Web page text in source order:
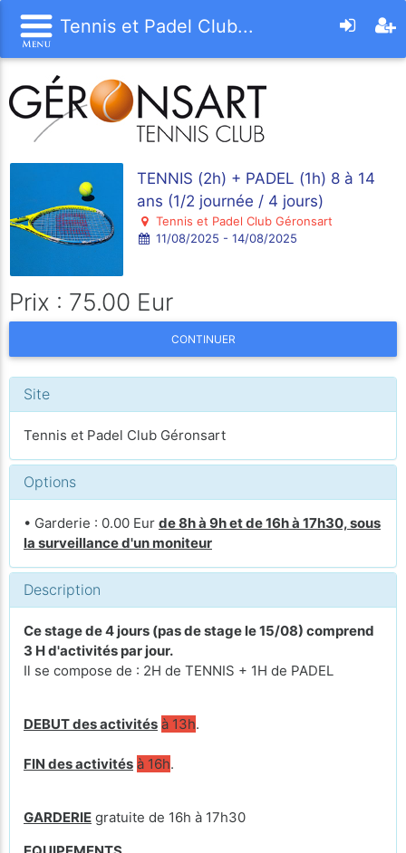
Tennis et Padel Club...
TENNIS (2h) + PADEL (1h) 8 à 14
ans (1/2 journée / 4 jours)
Tennis et Padel Club Géronsart
11/08/2025 - 14/08/2025
Prix : 75.00 Eur
CONTINUER
Site
Tennis et Padel Club Géronsart
Options
• Garderie : 0.00 Eur de 8h à 9h et de 16h à 17h30, sous
la surveillance d'un moniteur
Description
Ce stage de 4 jours (pas de stage le 15/08) comprend
3 H d'activités par jour.
Il se compose de : 2H de TENNIS + 1H de PADEL
DEBUT des activités à 13h.
FIN des activités à 16h.
GARDERIE gratuite de 16h à 17h30